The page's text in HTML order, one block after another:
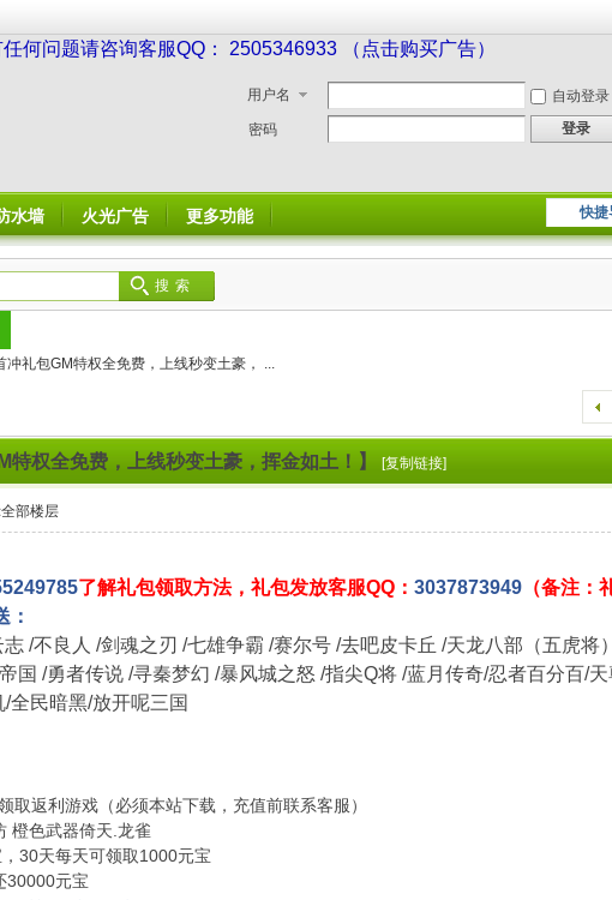
何问题请咨询客服QQ： 2505346933 （点击购买广告）
用户名 自动登录
密码
登录
快捷
水墙 火光广告 更多功能
搜索
冲礼包GM特权全免费，上线秒变土豪， ...
特权全免费，上线秒变土豪，挥金如土！】 [复制链接]
部楼层
了解礼包领取方法，礼包发放客服QQ： 3037873949 （备注：
：
志 /不良人 /剑魂之刃 /七雄争霸 /赛尔号 /去吧皮卡丘 /天龙八部（五虎将）
国 /勇者传说 /寻秦梦幻 /暴风城之怒 /指尖Q将 /蓝月传奇/忍者百分百/天
/全民暗黑/放开呢三国
返利游戏（必须本站下载，充值前联系客服）
橙色武器倚天.龙雀
30天每天可领取1000元宝
元宝